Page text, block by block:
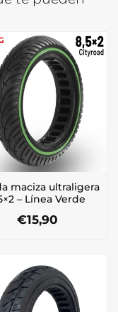
maciza ultraligera
– Línea Verde
€15,90